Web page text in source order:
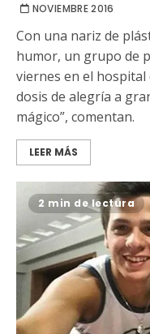
NOVIEMBRE 2016
Con una nariz de
humor, un grupo de
viernes en el hospital
dosis de alegría a
mágico”, comentan.
LEER MÁS
2 min de lectura